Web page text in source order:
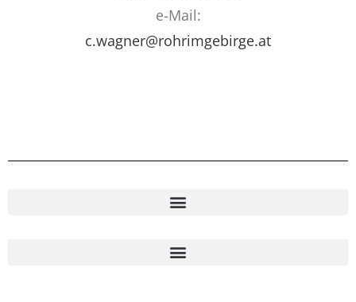
e-Mail:
c.wagner@rohrimgebirge.at